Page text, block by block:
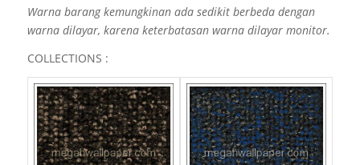
Warna barang kemungkinan ada sedikit berbeda dengan
warna dilayar, karena keterbatasan warna dilayar monitor.
COLLECTIONS :